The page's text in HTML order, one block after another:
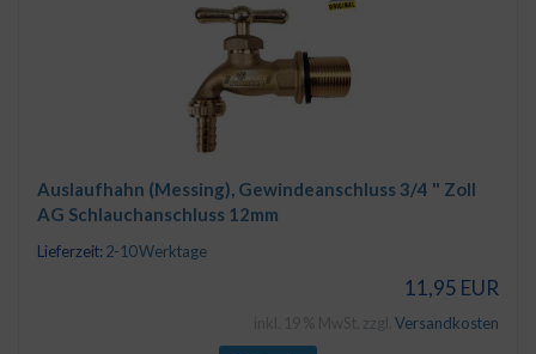
Auslaufhahn (Messing), Gewindeanschluss 3/4 " Zoll
AG Schlauchanschluss 12mm
Lieferzeit: 2-10 Werktage
11,95 EUR
Versandkosten